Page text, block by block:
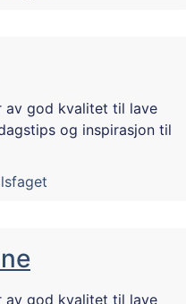
av god kvalitet til lave
og inspirasjon til
av god kvalitet til lave